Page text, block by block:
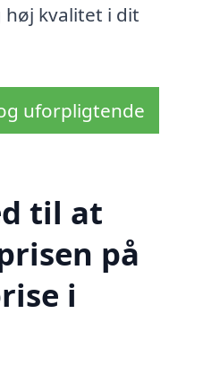
kvalitet i dit
uforpligtende
til at
på
i